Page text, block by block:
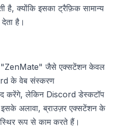
है, क्योंकि इसका ट्रैफ़िक सामान्य
है।
जैसे एक्सटेंशन केवल
के वेब संस्करण
करेंगे, लेकिन Discord डेस्कटॉप
अलावा, ब्राउज़र एक्सटेंशन के
रूप से काम करते हैं।